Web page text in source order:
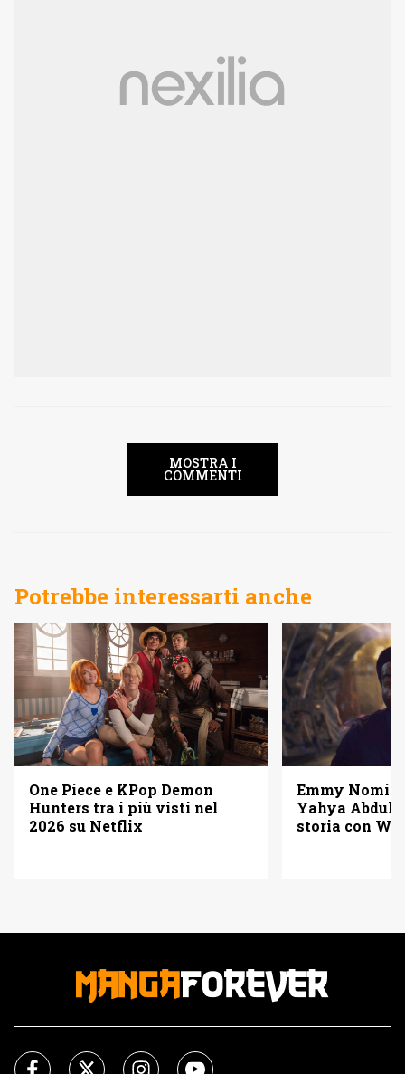
MOSTRA I
COMMENTI
Potrebbe interessarti anche
One Piece e KPop Demon
Hunters tra i più visti nel
2026 su Netflix
Emmy
Yahya Abdul-
storia con